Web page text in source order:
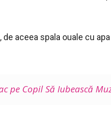
aceea spala ouale cu
pe Copil Să Iubească